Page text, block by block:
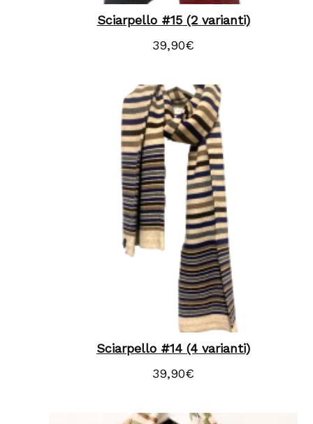
Sciarpello #15 (2 varianti)
39,90€
Sciarpello #14 (4 varianti)
39,90€